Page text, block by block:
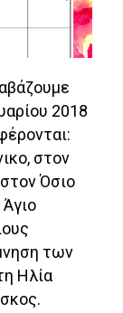
2018
στον
Όσιο
των
Ηλία